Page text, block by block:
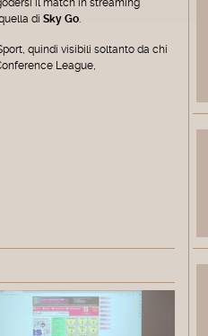
di Sky Go
quindi visibili soltanto da chi
League,